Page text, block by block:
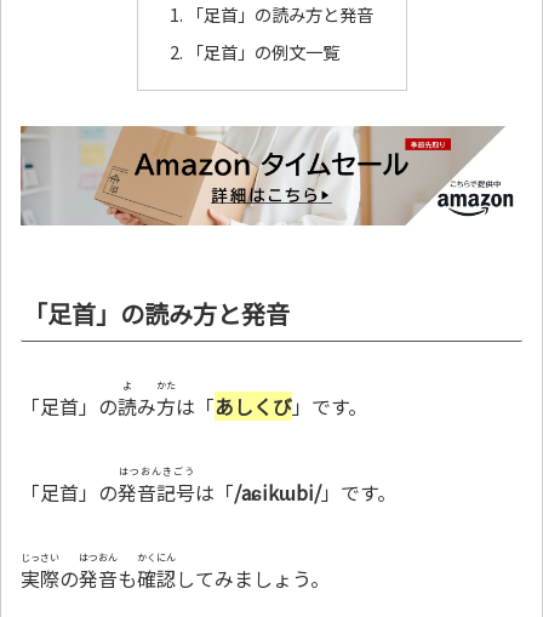
「足首」の読み方と発音
「足首」の例文一覧
「足首」の読み方と発音
「足首」の読
よ
み方
かた
は「あしくび」です。
「足首」の発音記号
はつおんきごう
は「/aɕikɯbi/」です。
実際
じっさい
の発音
はつおん
も確認
かくにん
してみましょう。